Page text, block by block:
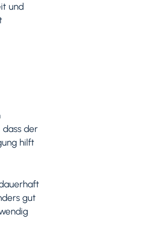
und
dass der
hilft
gut